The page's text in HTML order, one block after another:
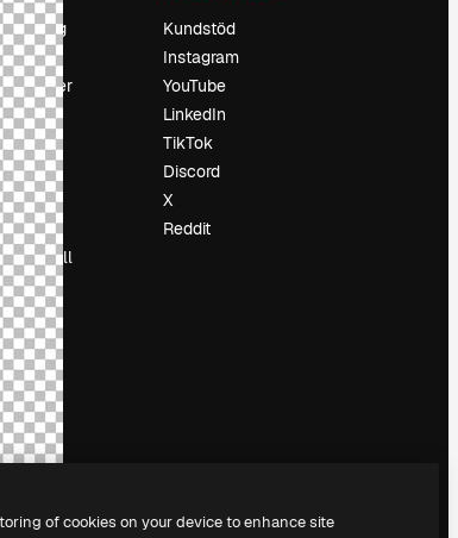
oss
innehåll
efter
Kundstöd
Instagram
YouTube
LinkedIn
TikTok
Discord
X
Reddit
of cookies on your device to enhance site